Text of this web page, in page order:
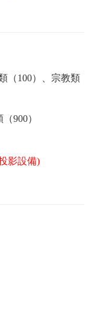
（100）、宗教類
900）
影設備)